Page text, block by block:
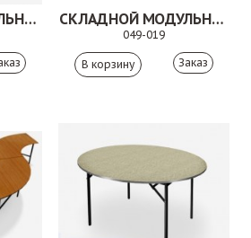
СКЛАДНОЙ МОДУЛЬНЫЙ СТОЛ. 049-018 СКЛАДНОЙ МОДУЛЬНЫЙ СТОЛ. 049-019
049-019
Заказ